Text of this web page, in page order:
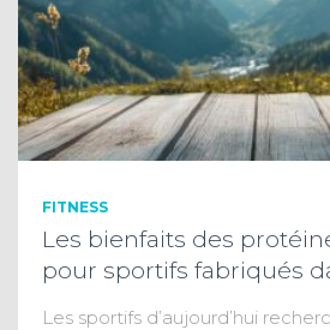
FITNESS
Les bienfaits des
pour sportifs fabriqués
Les sportifs d’aujourd’hui